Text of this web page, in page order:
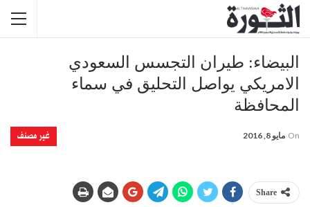
البيضاء: طيران التجسس السعودي
الامريكي يواصل التحليق في سماء
المحافظة
غير مصنف On مايو 8, 2016
Share